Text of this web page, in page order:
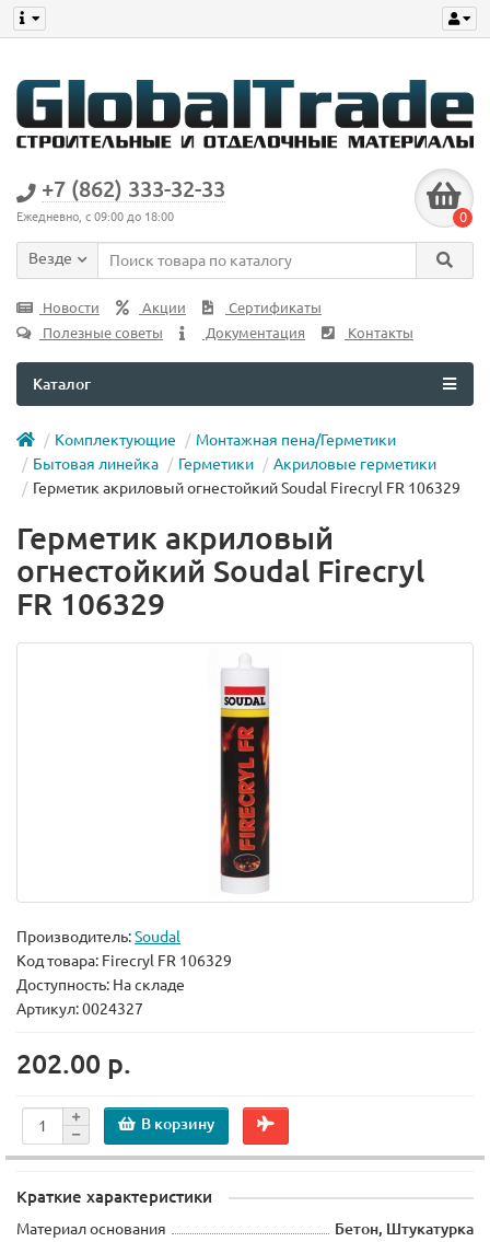
+7 (862) 333-32-33
Ежедневно, с 09:00 до 18:00 0
Везде
Новости Акции
Сертификаты
Полезные советы
Документация Контакты
Каталог
Комплектующие
Монтажная пена/Герметики
Бытовая линейка
Герметики
Акриловые герметики
Герметик акриловый огнестойкий Soudal Firecryl FR 106329
Герметик акриловый
огнестойкий Soudal Firecryl
FR 106329
Производитель:Soudal
Код товара: Firecryl FR 106329
Доступность: На складе
Артикул: 0024327
202.00 р.
В корзину
Краткие характеристики
Материал основания
Бетон, Штукатурка